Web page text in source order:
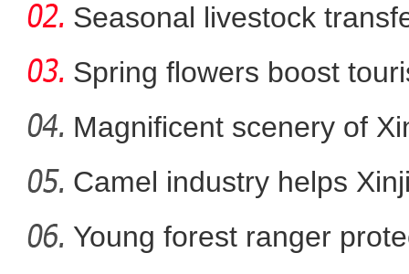
新疆乌鲁木齐出现
energy ve
Seasonal livestock
Spring flowers boost
Magnificent scenery of
Camel industry helps
Young forest ranger